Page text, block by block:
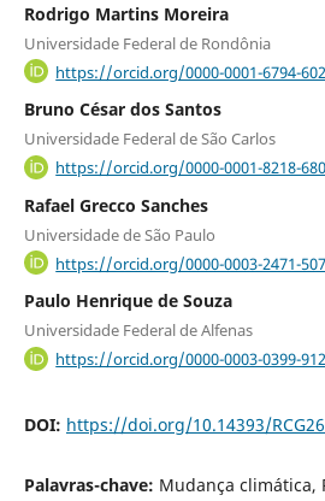
Rodrigo Martins Moreira
Universidade Federal de Rondônia
https://orcid.org/0000-0001-6794-
Bruno César dos Santos
Universidade Federal de São Carlos
https://orcid.org/0000-0001-8218-
Rafael Grecco Sanches
Universidade de São Paulo
https://orcid.org/0000-0003-2471-
Paulo Henrique de Souza
Universidade Federal de Alfenas
https://orcid.org/0000-0003-0399-
DOI: https://doi.org/10.14393/
Palavras-chave: Mudança climática,